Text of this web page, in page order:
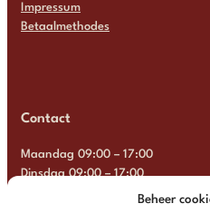
Beheer
Impressum
Betaalmethodes
Contact
Maandag 09:00 – 17:00
Dinsdag 09:00 – 17:00
Woensdag 09:00 – 17:00